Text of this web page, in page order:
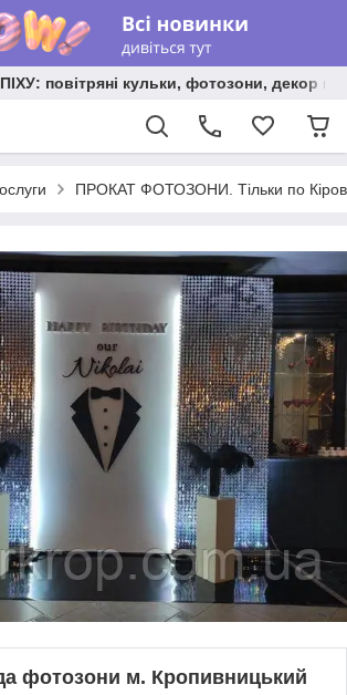
повітряні кульки, фотозони, декор на
ПРОКАТ ФОТОЗОНИ. Тільки по
фотозони м. Кропивницький